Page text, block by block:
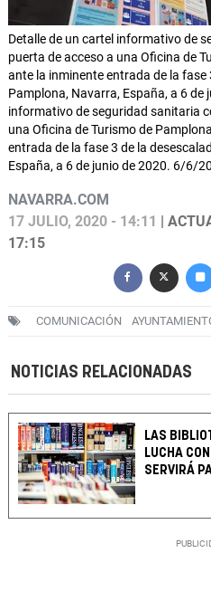
Detalle de un cartel informativo de
puerta de acceso a una Oficina de
ante la inminente entrada de la fase
Pamplona, Navarra, España, a 6 de
informativo de seguridad sanitaria
una Oficina de Turismo de
entrada de la fase 3 de la
España, a 6 de junio de 2020. 6/6/
NAVARRA.COM
17 JULIO, 2020 - 14:11
|
17:15
COMUNICACIÓN
NOTICIAS RELACIONADAS
LAS
LUCHA
SERVIRÁ